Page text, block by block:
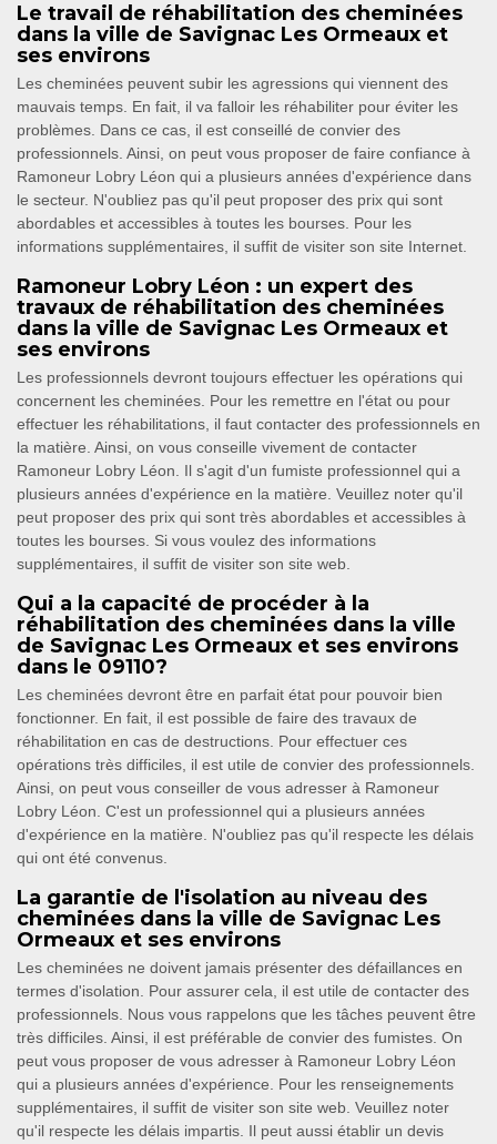
Le travail de réhabilitation des cheminées
dans la ville de Savignac Les Ormeaux et
ses environs
Les cheminées peuvent subir les agressions qui viennent des
mauvais temps. En fait, il va falloir les réhabiliter pour éviter les
problèmes. Dans ce cas, il est conseillé de convier des
professionnels. Ainsi, on peut vous proposer de faire confiance à
Ramoneur Lobry Léon qui a plusieurs années d'expérience dans
le secteur. N'oubliez pas qu'il peut proposer des prix qui sont
abordables et accessibles à toutes les bourses. Pour les
informations supplémentaires, il suffit de visiter son site Internet.
Ramoneur Lobry Léon : un expert des
travaux de réhabilitation des cheminées
dans la ville de Savignac Les Ormeaux et
ses environs
Les professionnels devront toujours effectuer les opérations qui
concernent les cheminées. Pour les remettre en l'état ou pour
effectuer les réhabilitations, il faut contacter des professionnels en
la matière. Ainsi, on vous conseille vivement de contacter
Ramoneur Lobry Léon. Il s'agit d'un fumiste professionnel qui a
plusieurs années d'expérience en la matière. Veuillez noter qu'il
peut proposer des prix qui sont très abordables et accessibles à
toutes les bourses. Si vous voulez des informations
supplémentaires, il suffit de visiter son site web.
Qui a la capacité de procéder à la
réhabilitation des cheminées dans la ville
de Savignac Les Ormeaux et ses environs
dans le 09110?
Les cheminées devront être en parfait état pour pouvoir bien
fonctionner. En fait, il est possible de faire des travaux de
réhabilitation en cas de destructions. Pour effectuer ces
opérations très difficiles, il est utile de convier des professionnels.
Ainsi, on peut vous conseiller de vous adresser à Ramoneur
Lobry Léon. C'est un professionnel qui a plusieurs années
d'expérience en la matière. N'oubliez pas qu'il respecte les délais
qui ont été convenus.
La garantie de l'isolation au niveau des
cheminées dans la ville de Savignac Les
Ormeaux et ses environs
Les cheminées ne doivent jamais présenter des défaillances en
termes d'isolation. Pour assurer cela, il est utile de contacter des
professionnels. Nous vous rappelons que les tâches peuvent être
très difficiles. Ainsi, il est préférable de convier des fumistes. On
peut vous proposer de vous adresser à Ramoneur Lobry Léon
qui a plusieurs années d'expérience. Pour les renseignements
supplémentaires, il suffit de visiter son site web. Veuillez noter
qu'il respecte les délais impartis. Il peut aussi établir un devis